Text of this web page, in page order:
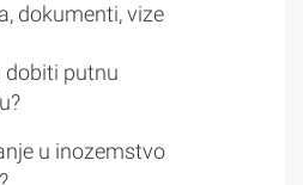
dokumenti, vize
dobiti putnu
u inozemstvo